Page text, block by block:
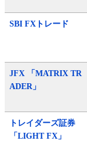
SBI FXトレード
JFX 「MATRIX TR
ADER」
トレイダーズ証券
「LIGHT FX」